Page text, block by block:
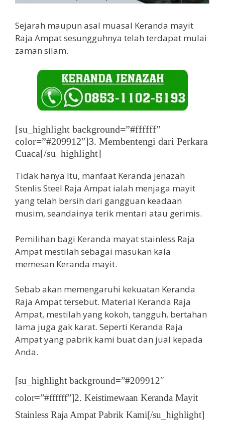
Sejarah maupun asal muasal Keranda mayit
Raja Ampat sesungguhnya telah terdapat mulai
zaman silam.
[su_highlight background=”#ffffff”
color=”#209912″]3. Membentengi dari Perkara
Cuaca[/su_highlight]
Tidak hanya Itu, manfaat Keranda jenazah
Stenlis Steel Raja Ampat ialah menjaga mayit
yang telah bersih dari gangguan keadaan
musim, seandainya terik mentari atau gerimis.
Pemilihan bagi Keranda mayat stainless Raja
Ampat mestilah sebagai masukan kala
memesan Keranda mayit.
Sebab akan memengaruhi kekuatan Keranda
Raja Ampat tersebut. Material Keranda Raja
Ampat, mestilah yang kokoh, tangguh, bertahan
lama juga gak karat. Seperti Keranda Raja
Ampat yang pabrik kami buat dan jual kepada
Anda.
[su_highlight background=”#209912″
color=”#ffffff”]2. Keistimewaan Keranda Mayit
Stainless Raja Ampat Pabrik Kami[/su_highlight]